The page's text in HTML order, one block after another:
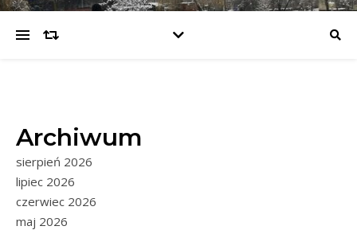
Archiwum
sierpień 2026
lipiec 2026
czerwiec 2026
maj 2026